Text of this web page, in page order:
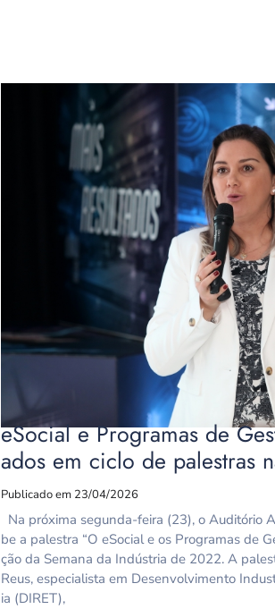
eSocial e Programas de
ados em ciclo de palestras
Publicado em 23/04/2026
Na próxima segunda-feira (23), o Auditório
be a palestra “O eSocial e os Programas de
ção da Semana da Indústria de 2022. A
Reus, especialista em Desenvolvimento
ia (DIRET),